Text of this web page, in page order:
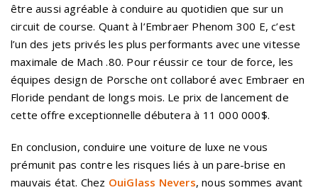
être aussi agréable à conduire au quotidien que sur un
circuit de course. Quant à l’Embraer Phenom 300 E, c’est
l’un des jets privés les plus performants avec une vitesse
maximale de Mach .80. Pour réussir ce tour de force, les
équipes design de Porsche ont collaboré avec Embraer en
Floride pendant de longs mois. Le prix de lancement de
cette offre exceptionnelle débutera à 11 000 000$.
En conclusion, conduire une voiture de luxe ne vous
prémunit pas contre les risques liés à un pare-brise en
mauvais état. Chez OuiGlass Nevers, nous sommes avant